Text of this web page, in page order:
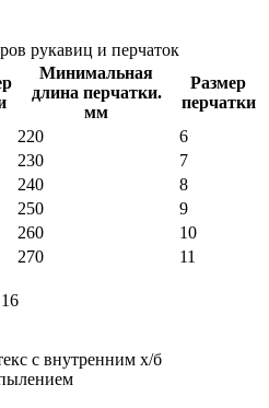
рукавиц и перчаток
Минимальная
длина перчатки.
мм
Размер
перчатки
220
6
230
7
240
8
250
9
260
10
270 11
с внутренним х/б